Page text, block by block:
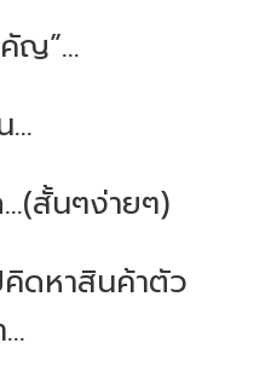
ญ”...
สั้นๆง่ายๆ)
คิดหาสินค้าตัว